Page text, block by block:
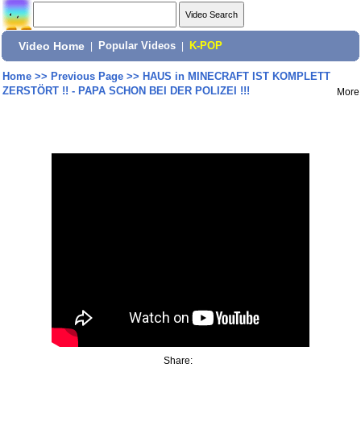
Video Home Popular Videos K-POP
Home>> Previous Page>> HAUS in MINECRAFT IST KOMPLETT
ZERSTÖRT !! - PAPA SCHON BEI DER POLIZEI !!!
More
Share: